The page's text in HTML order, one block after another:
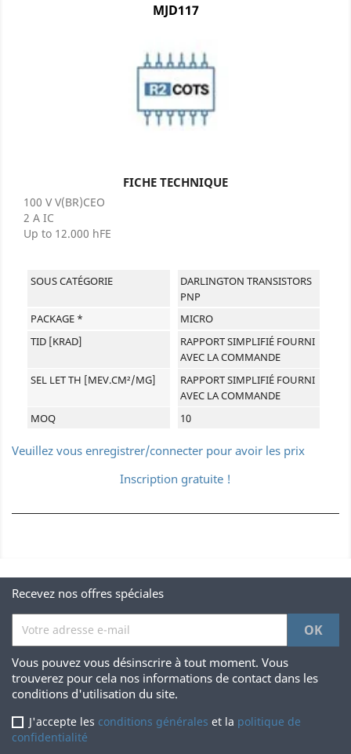
MJD117
FICHE TECHNIQUE
100 V V(BR)CEO
2 A IC
Up to 12.000 hFE
SOUS CATÉGORIE
DARLINGTON TRANSISTORS
PNP
PACKAGE *
MICRO
TID [KRAD]
RAPPORT SIMPLIFIÉ FOURNI
AVEC LA COMMANDE
SEL LET TH [MEV.CM²/MG]
RAPPORT SIMPLIFIÉ FOURNI
AVEC LA COMMANDE
MOQ
10
Veuillez vous enregistrer/connecter pour avoir les prix
Inscription gratuite !
Recevez nos offres spéciales
Vous pouvez vous désinscrire à tout moment. Vous
trouverez pour cela nos informations de contact dans les
conditions d'utilisation du site.
J'accepte les conditions générales et la politique de
confidentialité